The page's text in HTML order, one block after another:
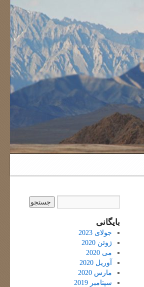
بایگانی
جولای 2023
ژوئن 2020
می 2020
آوریل 2020
مارس 2020
سپتامبر 2019